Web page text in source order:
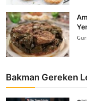
Bakman Gereken